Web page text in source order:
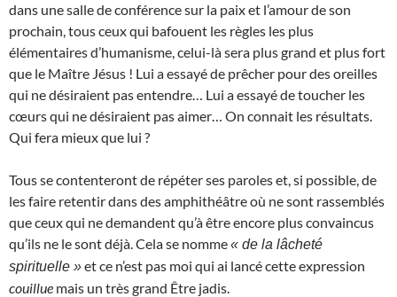
dans une salle de conférence sur la paix et l’amour de son
prochain, tous ceux qui bafouent les règles les plus
élémentaires d’humanisme, celui-là sera plus grand et plus fort
que le Maître Jésus ! Lui a essayé de prêcher pour des oreilles
qui ne désiraient pas entendre… Lui a essayé de toucher les
cœurs qui ne désiraient pas aimer… On connait les résultats.
Qui fera mieux que lui ?
Tous se contenteront de répéter ses paroles et, si possible, de
les faire retentir dans des amphithéâtre où ne sont rassemblés
que ceux qui ne demandent qu’à être encore plus convaincus
qu’ils ne le sont déjà. Cela se nomme« de la lâcheté
spirituelle »et ce n’est pas moi qui ai lancé cette expression
couillue mais un très grand Être jadis.